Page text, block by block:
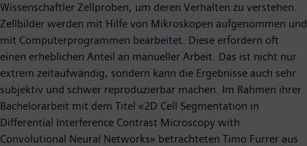
Wissenschaftler Zellproben, um deren Verhalten zu verstehen.
Zellbilder werden mit Hilfe von Mikroskopen aufgenommen und
mit Computerprogrammen bearbeitet. Diese erfordern oft
einen erheblichen Anteil an manueller Arbeit. Das ist nicht nur
extrem zeitaufwändig, sondern kann die Ergebnisse auch sehr
subjektiv und schwer reproduzierbar machen. Im Rahmen ihrer
Bachelorarbeit mit dem Titel «2D Cell Segmentation in
Differential Interference Contrast Microscopy with
Convolutional Neural Networks» betrachteten Timo Furrer aus